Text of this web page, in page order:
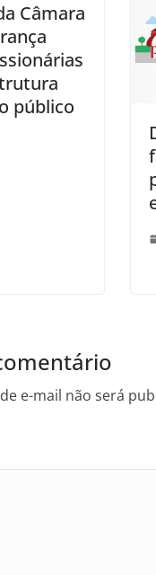
Câmara
público
e-mail não será